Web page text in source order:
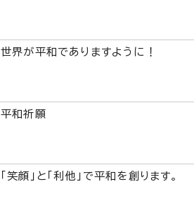
世界が平和でありますように！
平和祈願
「笑顔」と「利他」で平和を創ります。